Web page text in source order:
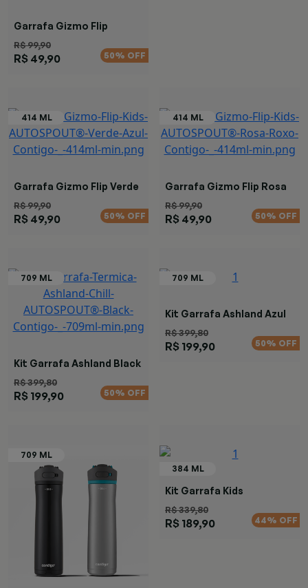
Garrafa Gizmo Flip
R$ 99,90
R$ 49,90 50% OFF
Garrafa Gizmo Flip Verde
R$ 99,90
R$ 49,90 50% OFF
Garrafa Gizmo Flip Rosa
R$ 99,90
R$ 49,90 50% OFF
Kit Garrafa Ashland Black
R$ 399,80
R$ 199,90 50% OFF
Kit Garrafa Ashland Azul
R$ 399,80
R$ 199,90 50% OFF
Kit Garrafa Kids
R$ 339,80
R$ 189,90 44% OFF